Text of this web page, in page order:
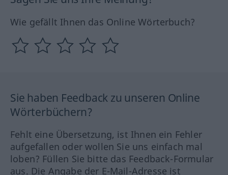
Wie gefällt Ihnen das Online Wörterbuch?
Sie haben Feedback zu unseren Online
Wörterbüchern?
Fehlt eine Übersetzung, ist Ihnen ein Fehler
aufgefallen oder wollen Sie uns einfach mal
loben? Füllen Sie bitte das Feedback-Formular
aus. Die Angabe der E-Mail-Adresse ist